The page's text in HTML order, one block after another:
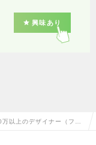
興味あり
以上のデザイナー（ファ